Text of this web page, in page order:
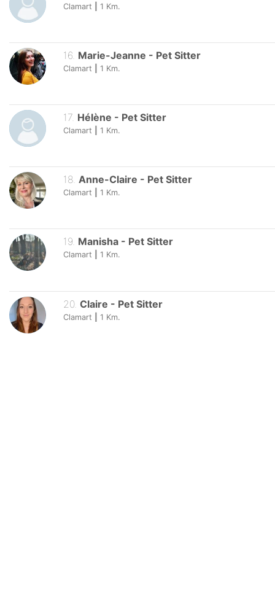
Clamart 1 Km.
16 Marie-Jeanne - Pet Sitter
Clamart 1 Km.
17. Hélène - Pet Sitter
Clamart 1 Km.
18. Anne-Claire - Pet Sitter
Clamart 1 Km.
19. Manisha - Pet Sitter
Clamart 1 Km.
20. Claire - Pet Sitter
Clamart 1 Km.